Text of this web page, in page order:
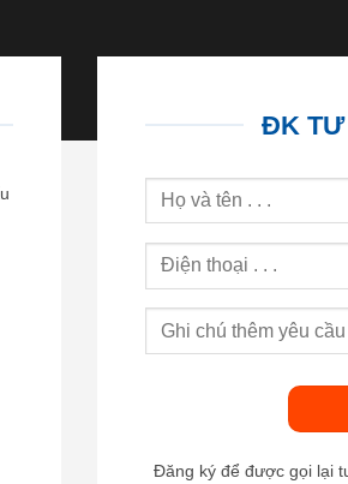
ĐK TƯ
Đăng ký để được gọi lại